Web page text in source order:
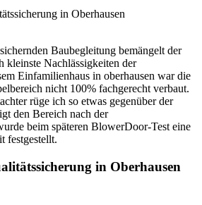
Baubegleitung bemängelt der
kleinste Nachlässigkeiten der
Einfamilienhaus in oberhausen war die
nicht 100% fachgerecht verbaut.
rüge ich so etwas gegenüber der
den Bereich nach der
beim späteren BlowerDoor-Test eine
festgestellt.
in Oberhausen